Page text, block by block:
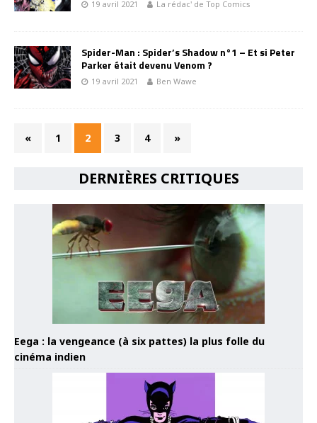
19 avril 2021 La rédac' de Top Comics
Spider-Man : Spider’s Shadow n°1 – Et si Peter
Parker était devenu Venom ?
19 avril 2021 Ben Wawe
« 1 2 3 4 »
DERNIÈRES CRITIQUES
Eega : la vengeance (à six pattes) la plus folle du
cinéma indien